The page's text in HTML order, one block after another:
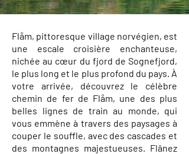
Flåm, pittoresque village norvégien, est
une escale croisière enchanteuse,
nichée au cœur du fjord de Sognefjord,
le plus long et le plus profond du pays. À
votre arrivée, découvrez le célèbre
chemin de fer de Flåm, une des plus
belles lignes de train au monde, qui
vous emmène à travers des paysages à
couper le souffle, avec des cascades et
des montagnes majestueuses. Flânez